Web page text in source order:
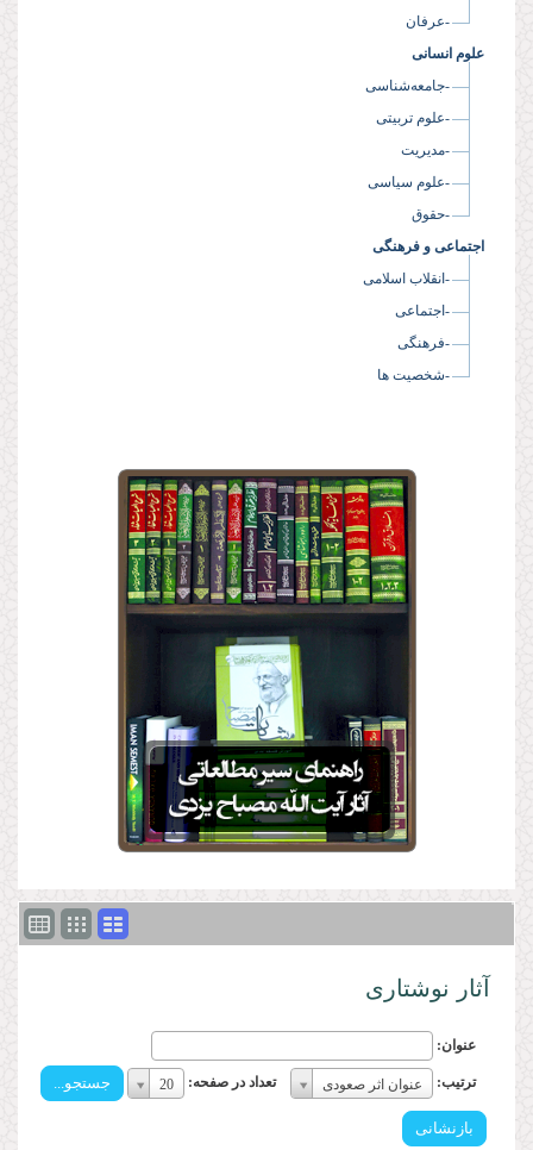
-عرفان
علوم انسانی
-جامعه‌شناسی
-علوم تربیتی
-مدیریت
-علوم سیاسی
-حقوق
اجتماعی و فرهنگی
-انقلاب اسلامی
-اجتماعی
-فرهنگی
-شخصیت ها
آثار نوشتاری
عنوان:
ترتیب: عنوان اثر صعودی
ترتیب:
تعداد در صفحه: 20
تعداد
در